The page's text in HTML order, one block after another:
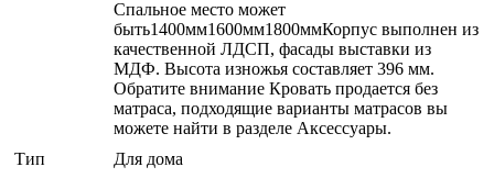
Спальное место может
быть1400мм1600мм1800ммКорпус выполнен из
качественной ЛДСП, фасады выставки из
МДФ. Высота изножья составляет 396 мм.
Обратите внимание Кровать продается без
матраса, подходящие варианты матрасов вы
можете найти в разделе Аксессуары.
Тип
Для дома